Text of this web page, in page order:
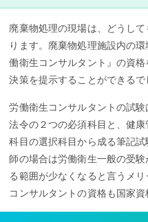
廃棄物処理の現場は、どうし
ります。廃棄物処理施設内の
働衛生コンサルタント』の資
決策を提示することができるで
労働衛生コンサルタントの試
法令の２つの必須科目と、健
科目の選択科目から成る筆記
師の場合は労働衛生一般の受
る範囲が少なくなると言うメ
コンサルタントの資格も国家資